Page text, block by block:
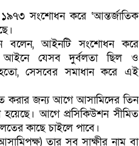
সংশোধন করে ‘আন্তর্জাতিক
বলেন, আইনটি সংশোধন করে
আইনে যেসব দুর্বলতা ছিল ও
সেসবের সমাধান করে এই
করার জন্য আগে আসামিদের তিন
আগে প্রসিকিউশন সীমিত
কাছে চাইলে পাবে।
তার সব সাক্ষীর নাম বা